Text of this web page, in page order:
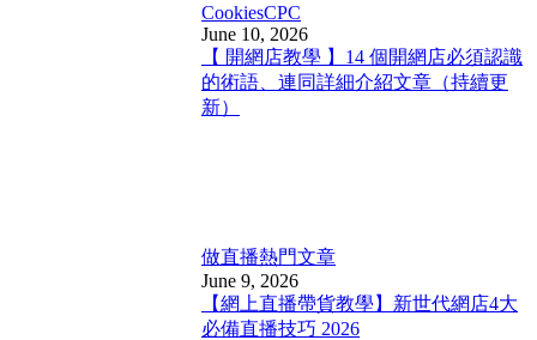
CookiesCPC
June 10, 2026
【 開網店教學 】14 個開網店必須認識
的術語、連同詳細介紹文章（持續更
新）
做直播熱門文章
June 9, 2026
【網上直播帶貨教學】新世代網店4大
必備直播技巧 2026